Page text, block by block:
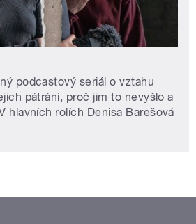
podcastový seriál o vztahu
pátrání, proč jim to nevyšlo a
hlavních rolích Denisa Barešová